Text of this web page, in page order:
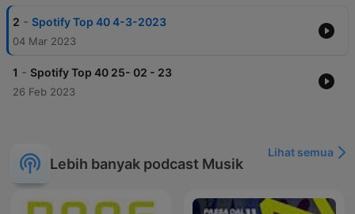
2 - Spotify Top 40 4-3-2023
04 Mar 2023
1 - Spotify Top 40 25- 02 - 23
26 Feb 2023
Lebih banyak podcast Musik
Lihat semua